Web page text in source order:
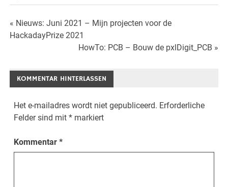
Beitrags-
« Nieuws: Juni 2021 – Mijn projecten voor de
HackadayPrize 2021
HowTo: PCB – Bouw de pxlDigit_PCB »
KOMMENTAR HINTERLASSEN
Het e-mailadres wordt niet gepubliceerd. Erforderliche
Felder sind mit* markiert
Kommentar*